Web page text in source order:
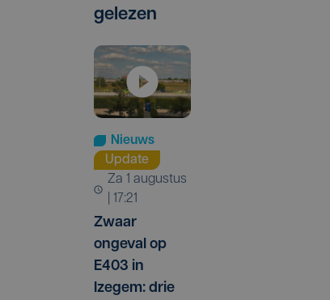
gelezen
Nieuws
Update
za 1 augustus
| 17:21
Zwaar
ongeval op
E403 in
Izegem: drie